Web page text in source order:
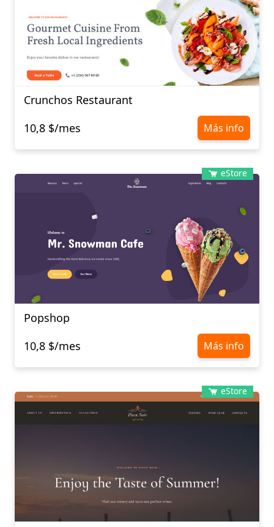
Crunchos Restaurant
10,8 $/mes
Más info
eStore
Popshop
10,8 $/mes
Más info
eStore